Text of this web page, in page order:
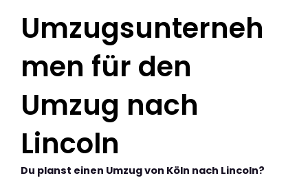
Umzugsunterneh
men für den
Umzug nach
Lincoln
Du planst einen Umzug von Köln nach Lincoln?